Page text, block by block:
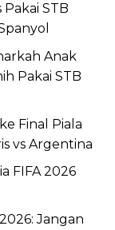
STB
Anak
Pakai STB
Final Piala
vs Argentina
FIFA 2026
Jangan